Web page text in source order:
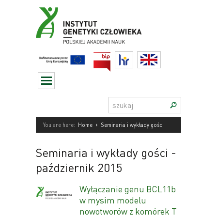
BIP HR
Szukaj:
You are here: Home › Seminaria i wykłady gości
Seminaria i wykłady gości -
październik 2015
Wyłączanie genu BCL11b
w mysim modelu
nowotworów z komórek T